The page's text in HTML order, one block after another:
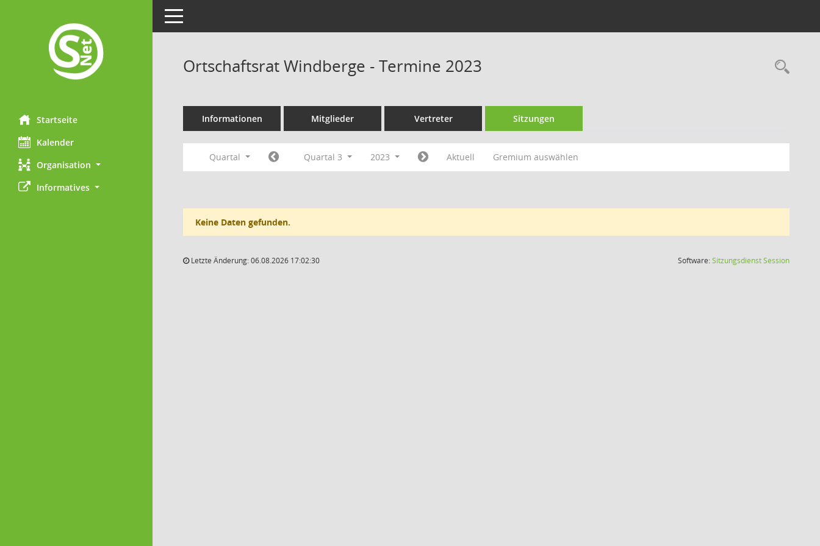
Startseite
Kalender
Organisation
Informatives
Toggle navigation
Ortschaftsrat Windberge - Termine 2023
Informationen Mitglieder Vertreter Sitzungen
Quartal Quartal 3 2023 Aktuell Gremium auswählen
Keine Daten gefunden.
Letzte Änderung: 06.08.2026 17:02:30 Software:SitzungsdienstSession(Wird in